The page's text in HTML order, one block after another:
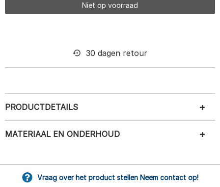
Niet op voorraad
30 dagen retour
PRODUCTDETAILS
MATERIAAL EN ONDERHOUD
Vraag over het product stellen Neem contact op!